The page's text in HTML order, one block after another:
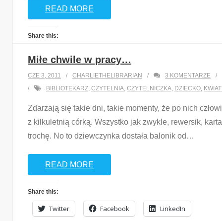
READ MORE
Share this:
Like this:
Miłe chwile w pracy…
CZE 3, 2011 CHARLIETHELIBRARIAN 3 KOMENTARZE
BIBLIOTEKARZ, CZYTELNIA, CZYTELNICZKA, DZIECKO,
Zdarzają się takie dni, takie momenty, że po nich
z kilkuletnią córką. Wszystko jak zwykle, rewersik,
trochę. No to dziewczynka dostała balonik od …
READ MORE
Share this:
Twitter Facebook LinkedIn